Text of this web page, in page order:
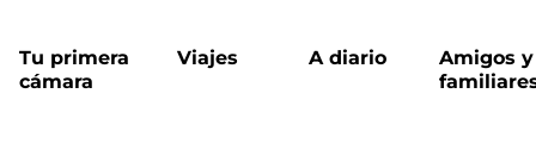
Tu primera
cámara
Viajes A diario
Amigos y